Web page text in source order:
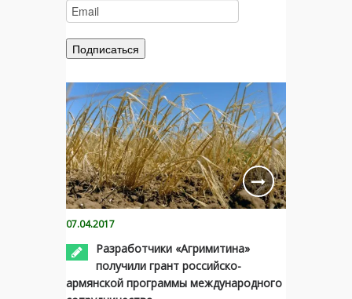
07.04.2017
Разработчики «Агримитина»
получили грант российско-
армянской программы международного